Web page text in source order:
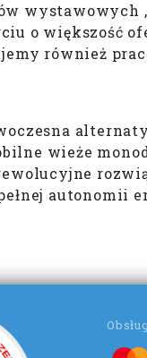
wystawowych ,
o większość
również
wieże
autonomii